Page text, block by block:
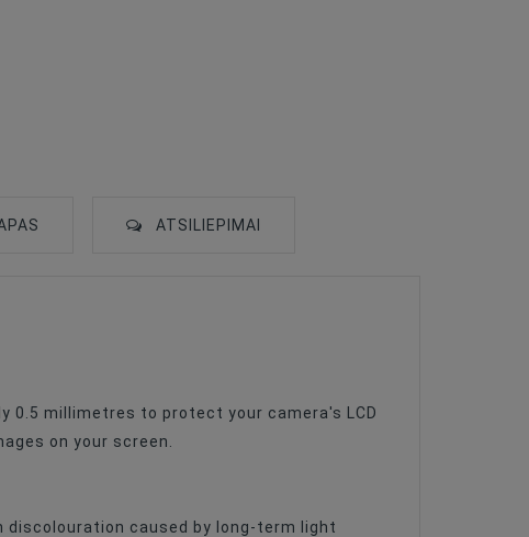
ATSILIEPIMAI
0.5 millimetres to protect your camera's LCD
on your screen.
caused by long-term light